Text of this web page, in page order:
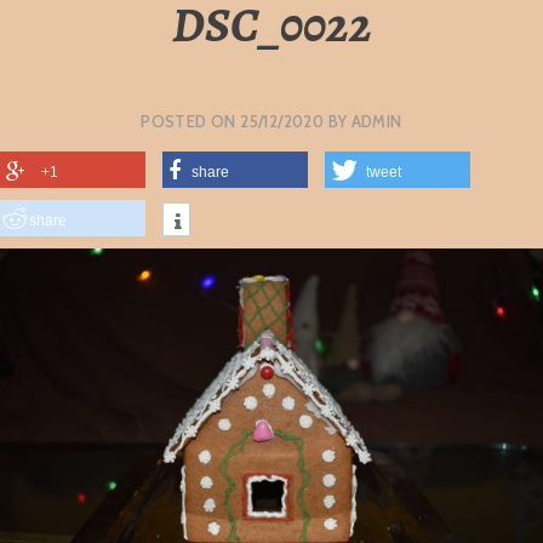
DSC_0022
POSTED ON 25/12/2020 BY ADMIN
+1 share tweet
share